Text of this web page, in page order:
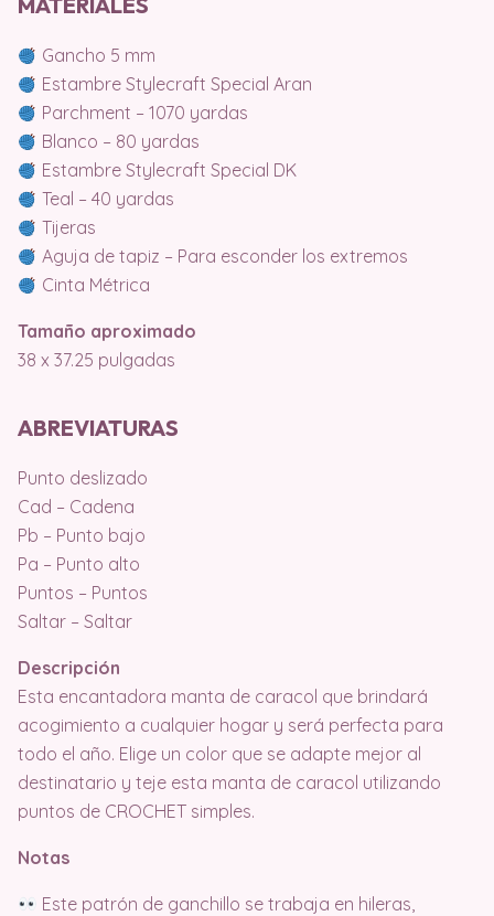
Gancho 5 mm
Estambre Stylecraft Special Aran
Parchment – 1070 yardas
Blanco – 80 yardas
Estambre Stylecraft Special DK
Teal – 40 yardas
Tijeras
Aguja de tapiz – Para esconder los extremos
Cinta Métrica
Tamaño aproximado
38 x 37.25 pulgadas
ABREVIATURAS
Punto deslizado
Cad – Cadena
Pb – Punto bajo
Pa – Punto alto
Puntos – Puntos
Saltar – Saltar
Descripción
Esta encantadora manta de caracol que brindará
acogimiento a cualquier hogar y será perfecta para
todo el año. Elige un color que se adapte mejor al
destinatario y teje esta manta de caracol utilizando
puntos de CROCHET simples.
Notas
Este patrón de ganchillo se trabaja en hileras,